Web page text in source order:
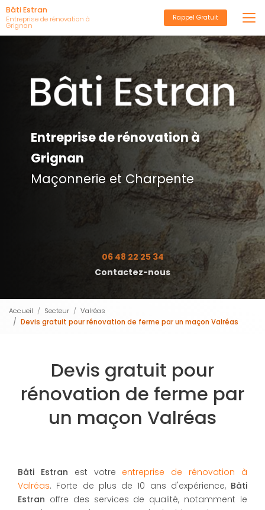
Aller
au
contenu
Bâti Estran
Entreprise de rénovation à
Grignan
Rappel Gratuit
Entreprise de rénovation à
Grignan
Maçonnerie et Charpente
06 48 22 25 34
Contactez-nous
Accueil Secteur
Valréas
Devis gratuit pour rénovation de ferme par un maçon Valréas
Devis gratuit pour
rénovation de ferme par
un maçon Valréas
Bâti Estran est votre entreprise de rénovation à
Valréas. Forte de plus de 10 ans d'expérience, Bâti
Estran offre des services de qualité, notamment le